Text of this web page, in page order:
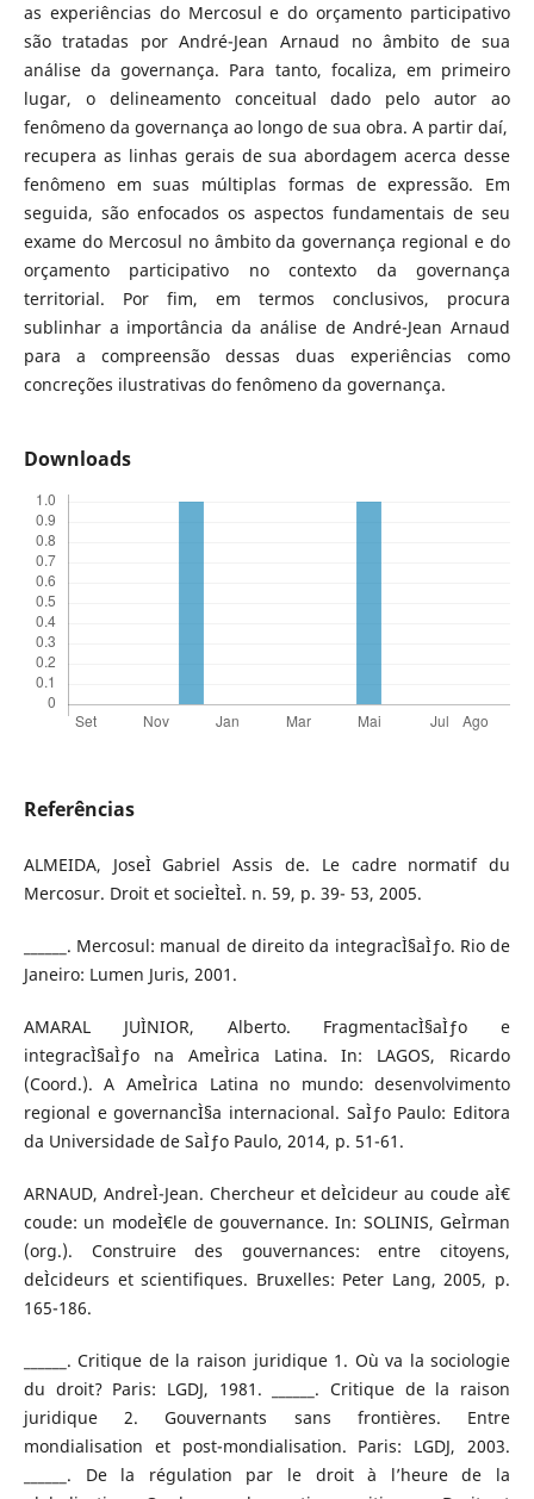
as experiências do Mercosul e do orçamento participativo
são tratadas por André-Jean Arnaud no âmbito de sua
análise da governança. Para tanto, focaliza, em primeiro
lugar, o delineamento conceitual dado pelo autor ao
fenômeno da governança ao longo de sua obra. A partir daí,
recupera as linhas gerais de sua abordagem acerca desse
fenômeno em suas múltiplas formas de expressão. Em
seguida, são enfocados os aspectos fundamentais de seu
exame do Mercosul no âmbito da governança regional e do
orçamento participativo no contexto da governança
territorial. Por fim, em termos conclusivos, procura
sublinhar a importância da análise de André-Jean Arnaud
para a compreensão dessas duas experiências como
concreções ilustrativas do fenômeno da governança.
Downloads
Referências
ALMEIDA, JoseÌ Gabriel Assis de. Le cadre normatif du
Mercosur. Droit et socieÌteÌ. n. 59, p. 39- 53, 2005.
______. Mercosul: manual de direito da integracÌ§aÌƒo. Rio de
Janeiro: Lumen Juris, 2001.
AMARAL JUÌNIOR, Alberto. FragmentacÌ§aÌƒo e
integracÌ§aÌƒo na AmeÌrica Latina. In: LAGOS, Ricardo
(Coord.). A AmeÌrica Latina no mundo: desenvolvimento
regional e governancÌ§a internacional. SaÌƒo Paulo: Editora
da Universidade de SaÌƒo Paulo, 2014, p. 51-61.
ARNAUD, AndreÌ-Jean. Chercheur et deÌcideur au coude aÌ€
coude: un modeÌ€le de gouvernance. In: SOLINIS, GeÌrman
(org.). Construire des gouvernances: entre citoyens,
deÌcideurs et scientifiques. Bruxelles: Peter Lang, 2005, p.
165-186.
______. Critique de la raison juridique 1. Où va la sociologie
du droit? Paris: LGDJ, 1981. ______. Critique de la raison
juridique 2. Gouvernants sans frontières. Entre
mondialisation et post-mondialisation. Paris: LGDJ, 2003.
______. De la régulation par le droit à l’heure de la